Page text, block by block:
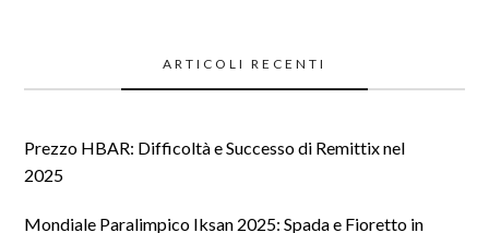
ARTICOLI RECENTI
Prezzo HBAR: Difficoltà e Successo di Remittix nel
2025
Mondiale Paralimpico Iksan 2025: Spada e Fioretto in